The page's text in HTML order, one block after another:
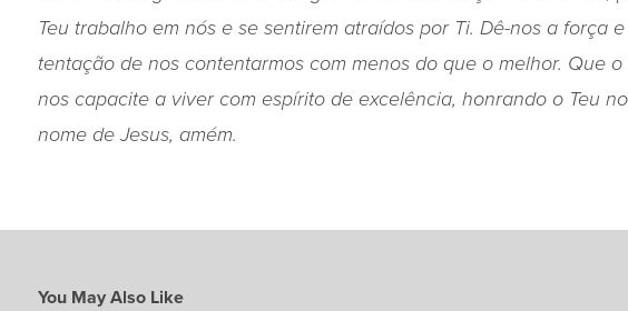
Teu trabalho em nós e se sentirem atraídos por Ti. Dê-nos a força
tentação de nos contentarmos com menos do que o melhor. Que
nos capacite a viver com espírito de excelência, honrando o Teu
nome de Jesus, amém.
You May Also Like